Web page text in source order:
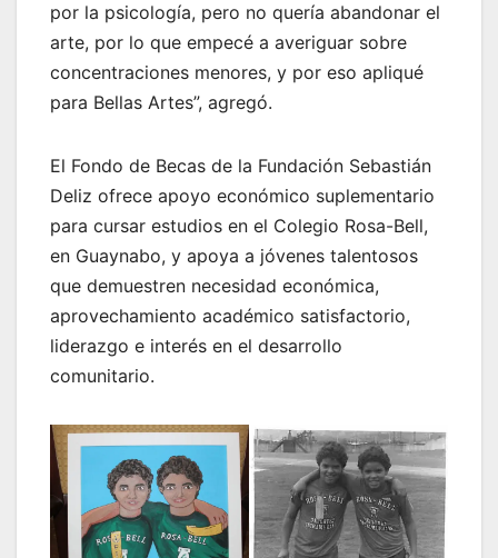
por la psicología, pero no quería abandonar el
arte, por lo que empecé a averiguar sobre
concentraciones menores, y por eso apliqué
para Bellas Artes”, agregó.
El Fondo de Becas de la Fundación Sebastián
Deliz ofrece apoyo económico suplementario
para cursar estudios en el Colegio Rosa-Bell,
en Guaynabo, y apoya a jóvenes talentosos
que demuestren necesidad económica,
aprovechamiento académico satisfactorio,
liderazgo e interés en el desarrollo
comunitario.